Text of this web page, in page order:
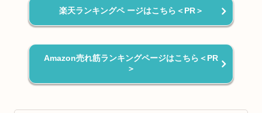
楽天ランキングペ ージはこちら＜PR＞
Amazon売れ筋ランキングページはこちら＜PR
＞